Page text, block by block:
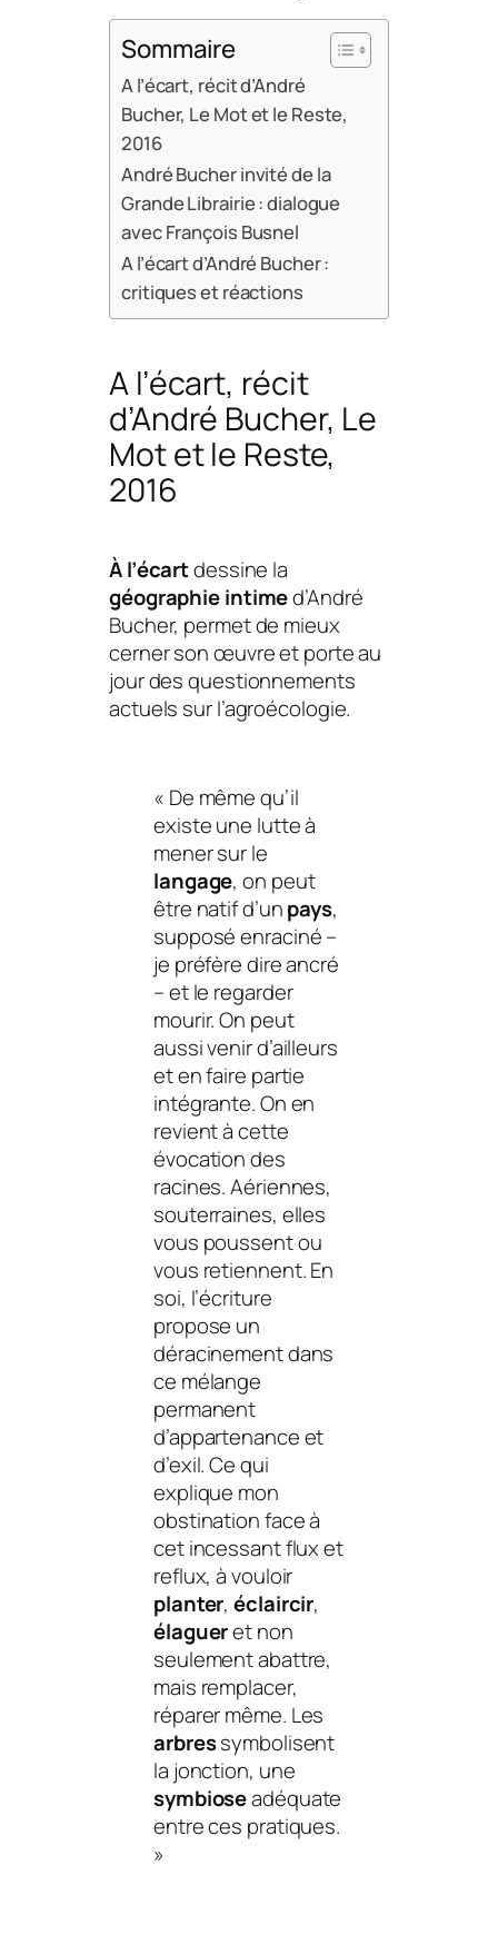
Sommaire
A l’écart, récit d’André
Bucher, Le Mot et le Reste,
2016
André Bucher invité de la
Grande Librairie : dialogue
avec François Busnel
A l’écart d’André Bucher :
critiques et réactions
A l’écart, récit
d’André Bucher, Le
Mot et le Reste,
2016
À l’écartdessine la
géographie intimed’André
Bucher, permet de mieux
cerner son œuvre et porte au
jour des questionnements
actuels sur l’agroécologie.
« De même qu’il
existe une lutte à
mener sur le
langage, on peut
être natif d’unpays,
supposé enraciné –
je préfère dire ancré
– et le regarder
mourir. On peut
aussi venir d’ailleurs
et en faire partie
intégrante. On en
revient à cette
évocation des
racines. Aériennes,
souterraines, elles
vous poussent ou
vous retiennent. En
soi, l’écriture
propose un
déracinement dans
ce mélange
permanent
d’appartenance et
d’exil. Ce qui
explique mon
obstination face à
cet incessant flux et
reflux, à vouloir
planter,éclaircir,
élagueret non
seulement abattre,
mais remplacer,
réparer même. Les
arbressymbolisent
la jonction, une
symbioseadéquate
entre ces pratiques.
»